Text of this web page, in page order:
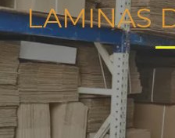
LAMINAS